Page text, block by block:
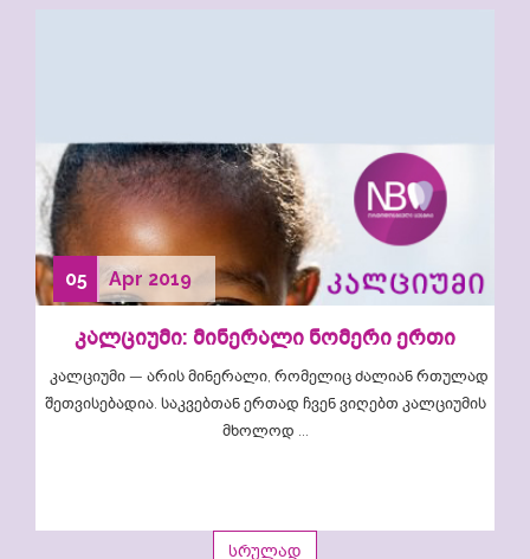
05 Apr 2019
კალციუმი: მინერალი ნომერი ერთი
კალციუმი — არის მინერალი, რომელიც ძალიან რთულად
შეთვისებადია. საკვებთან ერთად ჩვენ ვიღებთ კალციუმის
მხოლოდ ...
სრულად